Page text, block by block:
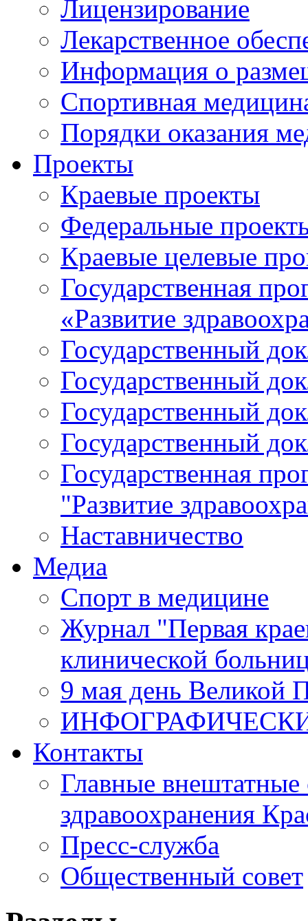
Лицензирование
Лекарственное
Информация о
Спортивная
Порядки оказания
Проекты
Краевые проекты
Федеральные
Краевые целевые
Государственная
«Развитие
Государственный
Государственный
Государственный
Государственный
Государственная
"Развитие
Наставничество
Медиа
Спорт в медицине
Журнал "Первая
клинической
9 мая день Великой
Контакты
Главные внештатные
здравоохранения
Пресс-служба
Общественный совет